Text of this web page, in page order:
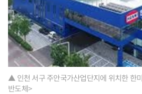
▲ 인천 서구 주안국가산업단지에 위치한 한
반도체>